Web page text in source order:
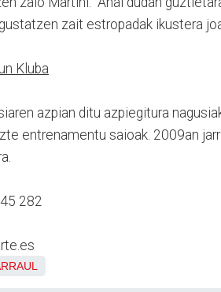
zait estropadak ikustera
Kluba
azpian ditu azpiegitura
entrenamentu saioak. 2009an
282